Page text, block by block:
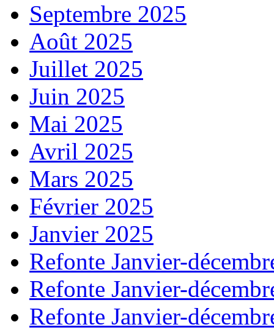
Septembre 2025
Août 2025
Juillet 2025
Juin 2025
Mai 2025
Avril 2025
Mars 2025
Février 2025
Janvier 2025
Refonte Janvier-
Refonte Janvier-
Refonte Janvier-